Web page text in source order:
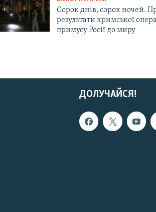
Сорок днів, сорок ночей.
результати кримської
примусу Росії до миру
ДОЛУЧАЙСЯ!